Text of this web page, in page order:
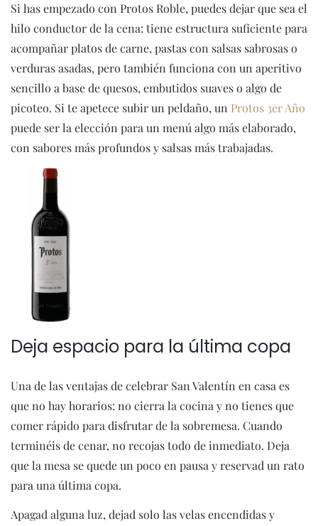
Si has empezado con Protos Roble, puedes dejar que sea el
hilo conductor de la cena: tiene estructura suficiente para
acompañar platos de carne, pastas con salsas sabrosas o
verduras asadas, pero también funciona con un aperitivo
sencillo a base de quesos, embutidos suaves o algo de
picoteo. Si te apetece subir un peldaño, un Protos 3er Año
puede ser la elección para un menú algo más elaborado,
con sabores más profundos y salsas más trabajadas.
Deja espacio para la última copa
Una de las ventajas de celebrar San Valentín en casa es
que no hay horarios: no cierra la cocina y no tienes que
comer rápido para disfrutar de la sobremesa. Cuando
terminéis de cenar, no recojas todo de inmediato. Deja
que la mesa se quede un poco en pausa y reservad un rato
para una última copa.
Apagad alguna luz, dejad solo las velas encendidas y